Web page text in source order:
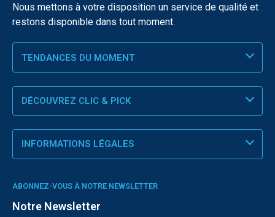
Nous mettons à votre disposition un service de qualité et
restons disponible dans tout moment.
TENDANCES DU MOMENT
DÉCOUVREZ CLIC & PICK
INFORMATIONS LÉGALES
ABONNEZ-VOUS À NOTRE NEWSLETTER
Notre Newsletter